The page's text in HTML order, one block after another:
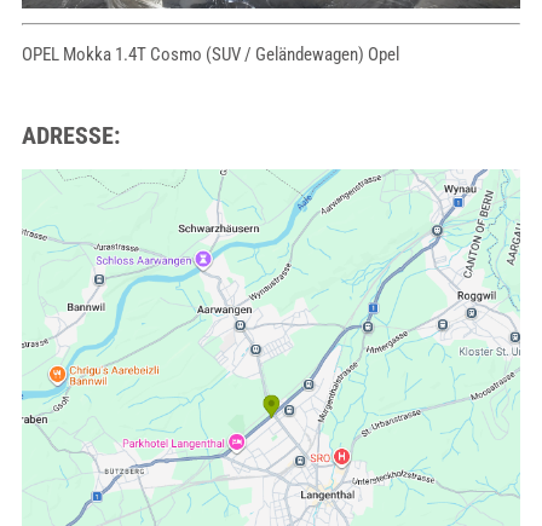
OPEL Mokka 1.4T Cosmo (SUV / Geländewagen) Opel
ADRESSE: